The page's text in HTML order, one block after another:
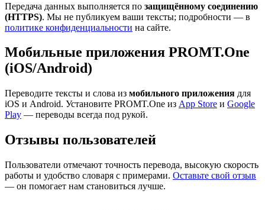
Передача данных выполняется по защищённому соединению
(HTTPS). Мы не публикуем ваши тексты; подробности — в
политике конфиденциальности на сайте.
Мобильные приложения PROMT.One
(iOS/Android)
Переводите тексты и слова из мобильного приложения для
iOS и Android. Установите PROMT.One из App Store и Google
Play — переводы всегда под рукой.
Отзывы пользователей
Пользователи отмечают точность перевода, высокую скорость
работы и удобство словаря с примерами. Оставьте свой отзыв
— он помогает нам становиться лучше.